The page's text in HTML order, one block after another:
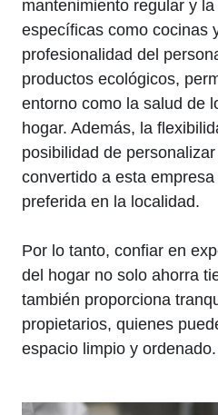
mantenimiento regular y
específicas como cocinas
profesionalidad del
productos ecológicos,
entorno como la salud de
hogar. Además, la
posibilidad de
convertido a esta
preferida en la localidad.
Por lo tanto, confiar en
del hogar no solo ahorra
también proporciona
propietarios, quienes
espacio limpio y ordenado.